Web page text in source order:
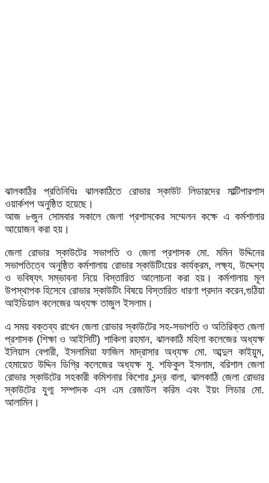
ঝালকাঠির প্রতিনিধিঃ ঝালকাঠিতে রোভার স্কাউট লিডারদের মাল্টিপারপাস
ওয়ার্কশপ অনুষ্ঠিত হয়েছে।
আজ ৮জুন সোমবার সকালে জেলা প্রশাসকের সম্মেলন কক্ষে এ কর্মশালার
আয়োজন করা হয়।
জেলা রোভার স্কাউটের সভাপতি ও জেলা প্রশাসক মো. মমিন উদ্দিনের
সভাপতিত্বে অনুষ্ঠিত কর্মশালায় রোভার স্কাউটিংয়ের কার্যক্রম, লক্ষ্য, উদ্দেশ্য
ও ভবিষ্যৎ সম্ভাবনা নিয়ে বিস্তারিত আলোচনা করা হয়। কর্মশালায় মূল
উপস্থাপক হিসেবে রোভার স্কাউটিং বিষয়ে বিস্তারিত ধারণা প্রদান করেন,গুঠিয়া
আইডিয়াল কলেজের অধ্যক্ষ তাজুল ইসলাম।
এ সময় বক্তব্য রাখেন জেলা রোভার স্কাউটের সহ-সভাপতি ও অতিরিক্ত জেলা
প্রশাসক (শিক্ষা ও আইসিটি) শাকিলা রহমান, ঝালকাঠি মহিলা কলেজের অধ্যক্ষ
ইলিয়াস বেপারী, ইসলামিয়া ফাজিল মাদ্রাসার অধ্যক্ষ মো. আব্দুল কাইয়ুম,
হেমায়েত উদ্দিন ডিগ্রি কলেজের অধ্যক্ষ মু. শফিকুল ইসলাম, বরিশাল জেলা
রোভার স্কাউটের সহকারী কমিশনার কিশোর চন্দ্র বালা, ঝালকাঠি জেলা রোভার
স্কাউটের যুগ্ম সম্পাদক এস এম রেজাউল করিম এবং ইয়ং লিডার মো.
আলামিন।